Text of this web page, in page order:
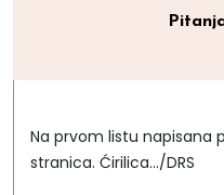
Na prvom listu napisana
stranica. Ćirilica.../DRS